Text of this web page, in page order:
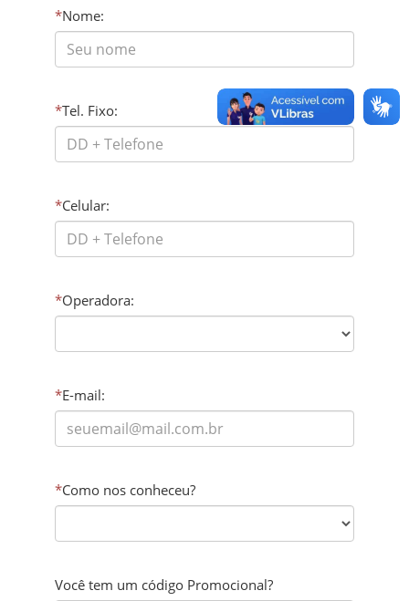
*Nome:
*Tel. Fixo:
*Celular:
*Operadora:
*E-mail:
*Como nos conheceu?
Você tem um código Promocional?